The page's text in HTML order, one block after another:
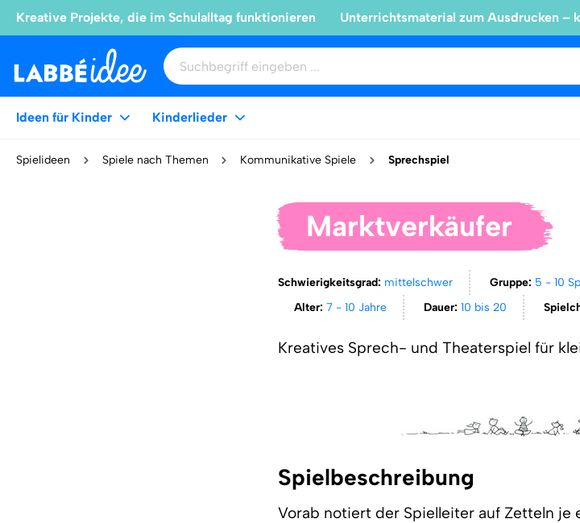
Kreative Projekte, die im Schulalltag funktionieren Unterrichtsmaterial zum Ausdrucken –
Ideen für Kinder Kinderlieder
Spielideen Spiele nach Themen Kommunikative Spiele Sprechspiel
Marktverkäufer
Schwierigkeitsgrad: mittelschwer Gruppe: 5 - 10
Alter:7 - 10 Jahre Dauer:10 bis 20
Kreatives Sprech- und Theaterspiel für
Spielbeschreibung
Vorab notiert der Spielleiter auf Zetteln je